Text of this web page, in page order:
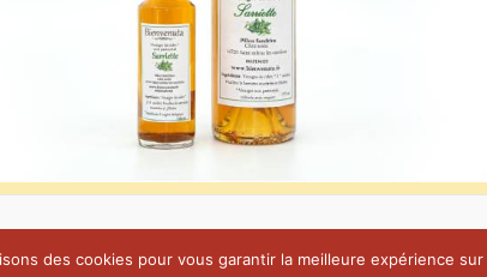
des cookies pour vous garantir la meilleure expérience